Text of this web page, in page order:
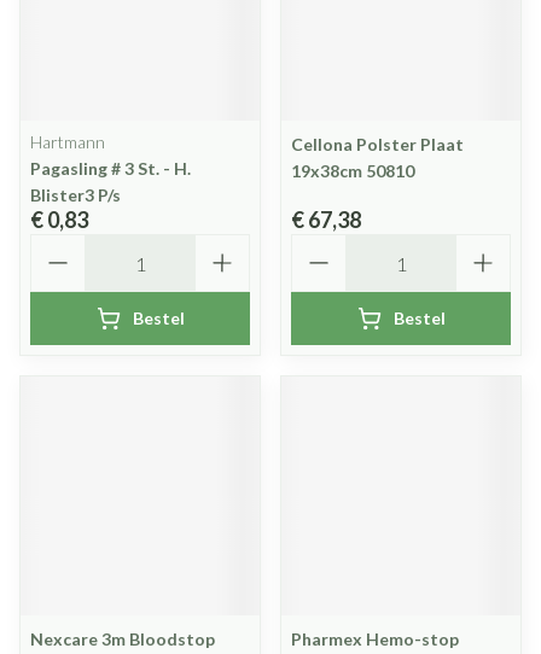
Hartmann
Pagasling # 3 St. - H.
Blister3 P/s
€ 0,83
Bestel
Cellona Polster Plaat
19x38cm 50810
€ 67,38
Bestel
Nexcare 3m Bloodstop
Pharmex Hemo-stop